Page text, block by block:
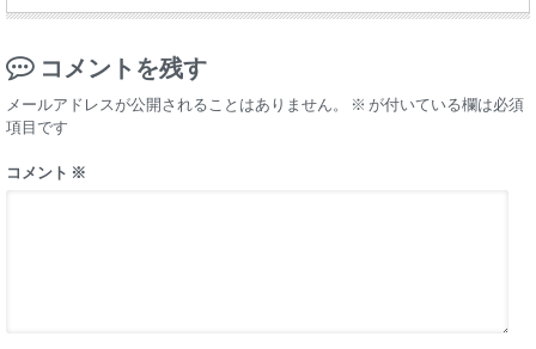
コメントを残す
メールアドレスが公開されることはありません。 ※ が付いている欄は必須
項目です
コメント ※